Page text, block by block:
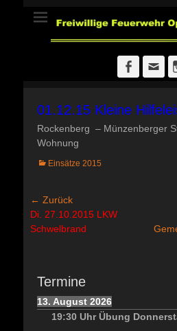
01.12.15 Kleine
Rockenberg – Münzenberger
Wohnung
Kategorien
Einsätze 2015
Beitragsnavigation
← Zurück
Vorheriger
Beitrag:
Di. 27.10.2015 LKW
Schwelbrand
Termine
13. August 2026
19:30 Uhr Übung